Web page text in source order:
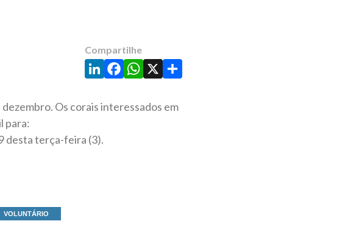
Compartilhe
LinkedIn
Facebook
WhatsApp
X Share
Os corais interessados em
para:
desta terça-feira (3).
VOLUNTÁRIO